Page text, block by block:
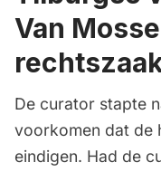
Van
De curator stapte
voorkomen dat de
eindigen. Had de